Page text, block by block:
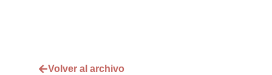
Volver al archivo